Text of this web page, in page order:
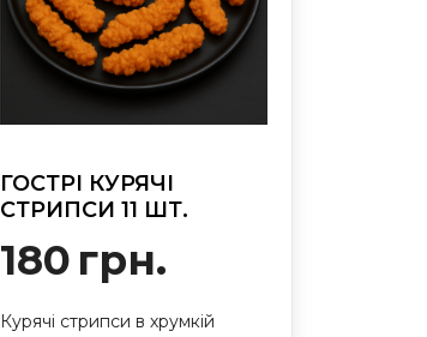
ГОСТРІ КУРЯЧІ
СТРИПСИ 11 ШТ.
180 грн.
Курячі стрипси в хрумкій